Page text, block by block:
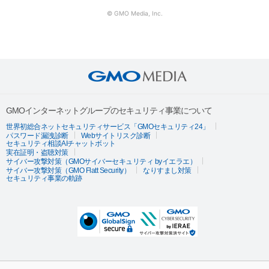
© GMO Media, Inc.
GMOインターネットグループのセキュリティ事業について
世界初総合ネットセキュリティサービス「GMOセキュリティ24」
パスワード漏洩診断
Webサイトリスク診断
セキュリティ相談AIチャットボット
実在証明・盗聴対策
サイバー攻撃対策（GMOサイバーセキュリティ byイエラエ）
サイバー攻撃対策（GMO Flatt Security）
なりすまし対策
セキュリティ事業の軌跡